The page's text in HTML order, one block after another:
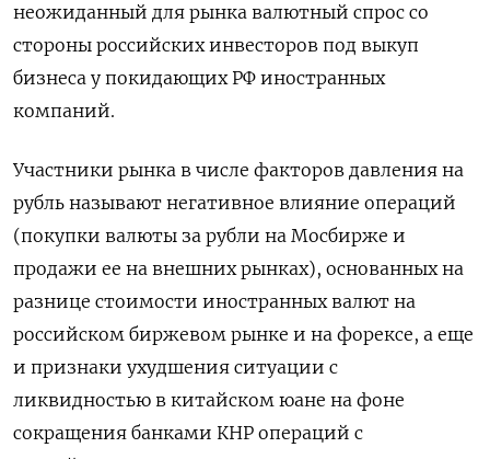
неожиданный для рынка валютный спрос со
стороны российских инвесторов под выкуп
бизнеса у покидающих РФ иностранных
компаний.
Участники рынка в числе факторов давления на
рубль называют негативное влияние операций
(покупки валюты за рубли на Мосбирже и
продажи ее на внешних рынках), основанных на
разнице стоимости иностранных валют на
российском биржевом рынке и на форексе, а еще
и признаки ухудшения ситуации с
ликвидностью в китайском юане на фоне
сокращения банками КНР операций с